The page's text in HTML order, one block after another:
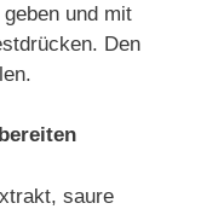
und mit
Den
saure